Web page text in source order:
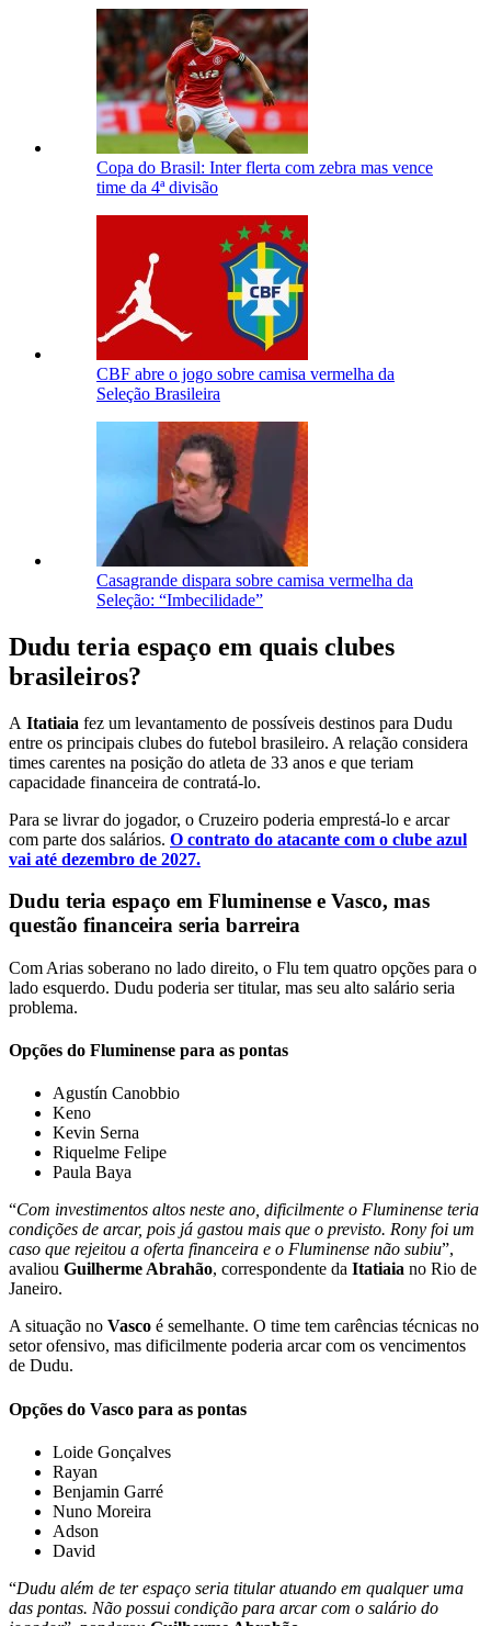
Copa do Brasil: Inter flerta com zebra mas vence
time da 4ª divisão
CBF abre o jogo sobre camisa vermelha da
Seleção Brasileira
Casagrande dispara sobre camisa vermelha da
Seleção: “Imbecilidade”
Dudu teria espaço em quais clubes
brasileiros?
A Itatiaia fez um levantamento de possíveis destinos para Dudu
entre os principais clubes do futebol brasileiro. A relação considera
times carentes na posição do atleta de 33 anos e que teriam
capacidade financeira de contratá-lo.
Para se livrar do jogador, o Cruzeiro poderia emprestá-lo e arcar
com parte dos salários. O contrato do atacante com o clube azul
vai até dezembro de 2027.
Dudu teria espaço em Fluminense e Vasco, mas
questão financeira seria barreira
Com Arias soberano no lado direito, o Flu tem quatro opções para o
lado esquerdo. Dudu poderia ser titular, mas seu alto salário seria
problema.
Opções do Fluminense para as pontas
Agustín Canobbio
Keno
Kevin Serna
Riquelme Felipe
Paula Baya
“Com investimentos altos neste ano, dificilmente o Fluminense teria
condições de arcar, pois já gastou mais que o previsto. Rony foi um
caso que rejeitou a oferta financeira e o Fluminense não subiu”,
avaliou Guilherme Abrahão, correspondente da Itatiaia no Rio de
Janeiro.
A situação no Vasco é semelhante. O time tem carências técnicas no
setor ofensivo, mas dificilmente poderia arcar com os vencimentos
de Dudu.
Opções do Vasco para as pontas
Loide Gonçalves
Rayan
Benjamin Garré
Nuno Moreira
Adson
David
“Dudu além de ter espaço seria titular atuando em qualquer uma
das pontas. Não possui condição para arcar com o salário do